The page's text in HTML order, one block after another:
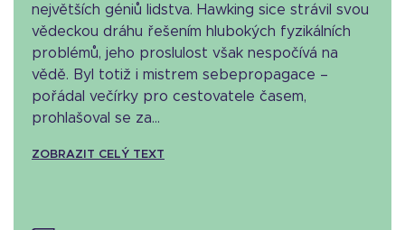
největších géniů lidstva. Hawking sice strávil svou
vědeckou dráhu řešením hlubokých fyzikálních
problémů, jeho proslulost však nespočívá na
vědě. Byl totiž i mistrem sebepropagace –
pořádal večírky pro cestovatele časem,
prohlašoval se za...
ZOBRAZIT CELÝ TEXT